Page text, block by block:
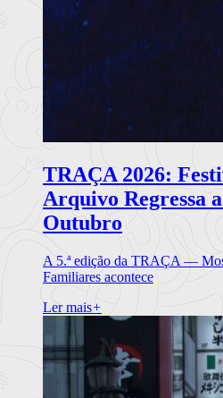
TRAÇA 2026:
Arquivo Regressa
Outubro
A 5.ª edição da TRAÇA —
Familiares acontece
Ler mais+